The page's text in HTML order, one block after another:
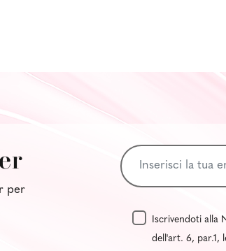
per
Iscrivendoti alla
dell'art. 6, par.1,